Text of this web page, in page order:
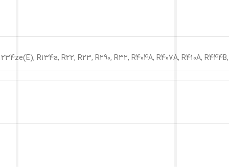
R134a, R22, R23, R290, R32, R404A, R407A, R410A,